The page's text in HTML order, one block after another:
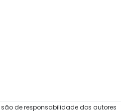
de responsabilidade dos autores